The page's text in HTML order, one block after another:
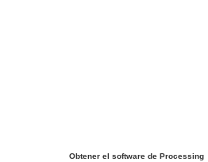
Obtener el software de Processing